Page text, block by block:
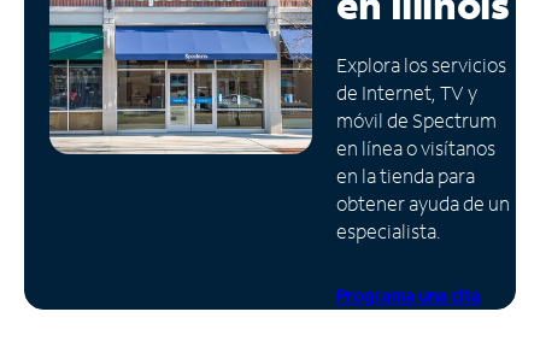
Administrar
cuenta
Encuentra
una
tienda
Explora los servicios
de Internet, TV y
móvil de Spectrum
en línea o visítanos
en la tienda para
obtener ayuda de un
especialista.
Programa una cita